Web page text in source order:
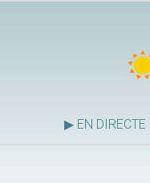
▶ EN DIRECTE